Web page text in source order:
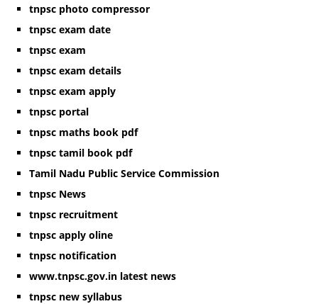
tnpsc photo compressor
tnpsc exam date
tnpsc exam
tnpsc exam details
tnpsc exam apply
tnpsc portal
tnpsc maths book pdf
tnpsc tamil book pdf
Tamil Nadu Public Service Commission
tnpsc News
tnpsc recruitment
tnpsc apply oline
tnpsc notification
www.tnpsc.gov.in latest news
tnpsc new syllabus